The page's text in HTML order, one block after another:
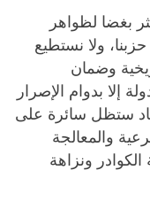
بغضا لظواهر
ولا نستطيع
وضمان
إلا بدوام الإصرار
ستظل سائرة على
والمعالجة
ونزاهة